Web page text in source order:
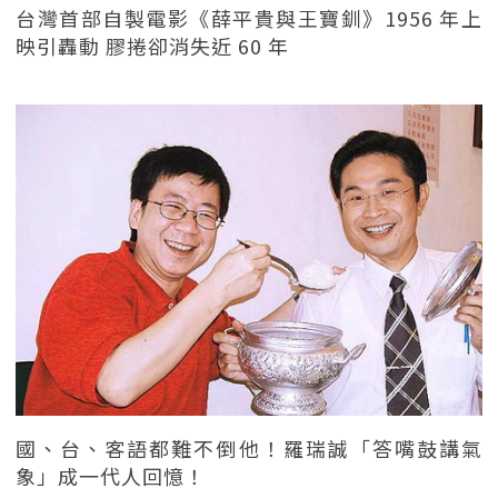
台灣首部自製電影《薛平貴與王寶釧》1956 年上
映引轟動 膠捲卻消失近 60 年
國、台、客語都難不倒他！羅瑞誠「答嘴鼓講氣
象」成一代人回憶！